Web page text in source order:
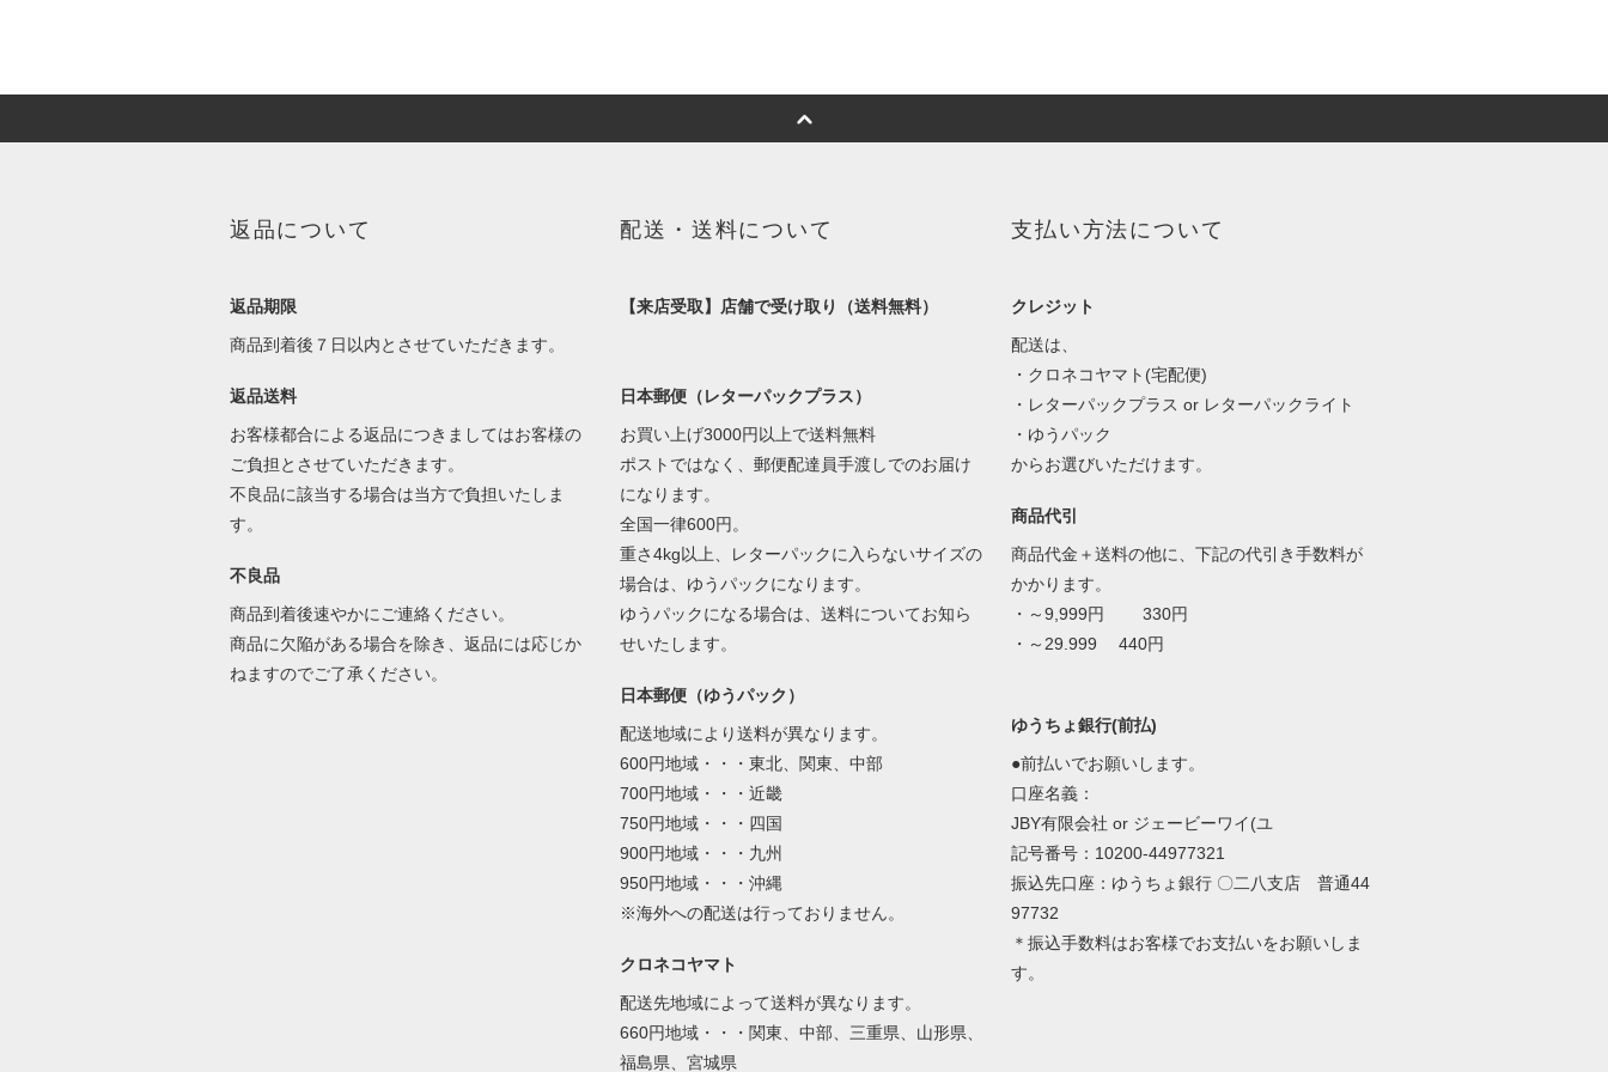
返品について
返品期限
商品到着後７日以内とさせていただきます。
返品送料
お客様都合による返品につきましてはお客様の
ご負担とさせていただきます。
不良品に該当する場合は当方で負担いたしま
す。
不良品
商品到着後速やかにご連絡ください。
商品に欠陥がある場合を除き、返品には応じか
ねますのでご了承ください。
配送・送料について
【来店受取】店舗で受け取り（送料無料）
日本郵便（レターパックプラス）
お買い上げ3000円以上で送料無料
ポストではなく、郵便配達員手渡しでのお届け
になります。
全国一律600円。
重さ4kg以上、レターパックに入らないサイズの
場合は、ゆうパックになります。
ゆうパックになる場合は、送料についてお知ら
せいたします。
日本郵便（ゆうパック）
配送地域により送料が異なります。
600円地域・・・東北、関東、中部
700円地域・・・近畿
750円地域・・・四国
900円地域・・・九州
950円地域・・・沖縄
※海外への配送は行っておりません。
クロネコヤマト
配送先地域によって送料が異なります。
660円地域・・・関東、中部、三重県、山形県、
福島県、宮城県
支払い方法について
クレジット
配送は、
・クロネコヤマト(宅配便)
・レターパックプラス or レターパックライト
・ゆうパック
からお選びいただけます。
商品代引
商品代金＋送料の他に、下記の代引き手数料が
かかります。
・～9,999円 330円
・～29.999 440円
ゆうちょ銀行(前払)
●前払いでお願いします。
口座名義：
JBY有限会社 or ジェービーワイ(ユ
記号番号：10200-44977321
振込先口座：ゆうちょ銀行 〇二八支店 普通44
97732
＊振込手数料はお客様でお支払いをお願いしま
す。